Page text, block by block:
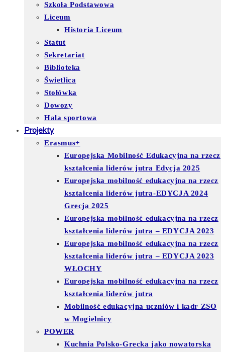
Szkoła Podstawowa
Liceum
Historia Liceum
Statut
Sekretariat
Biblioteka
Świetlica
Stołówka
Dowozy
Hala sportowa
Projekty
Erasmus+
Europejska Mobilność Edukacyjna na rzecz
kształcenia liderów jutra Edycja 2025
Europejska mobilność edukacyjna na rzecz
kształcenia liderów jutra-EDYCJA 2024
Grecja 2025
Europejska mobilność edukacyjna na rzecz
kształcenia liderów jutra – EDYCJA 2023
Europejska mobilność edukacyjna na rzecz
kształcenia liderów jutra – EDYCJA 2023
WŁOCHY
Europejska mobilność edukacyjna na rzecz
kształcenia liderów jutra
Mobilność edukacyjna uczniów i kadr ZSO
w Mogielnicy
POWER
Kuchnia Polsko-Grecka jako nowatorska